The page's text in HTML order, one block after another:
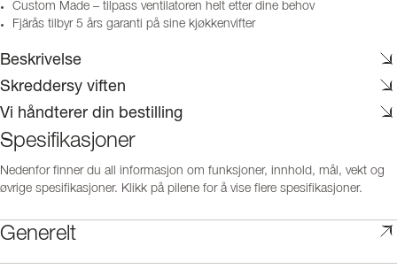
Custom Made – tilpass ventilatoren helt etter dine behov
Fjärås tilbyr 5 års garanti på sine kjøkkenvifter
Beskrivelse
Skreddersy viften
Vi håndterer din bestilling
Spesifikasjoner
Nedenfor finner du all informasjon om funksjoner, innhold, mål, vekt og
øvrige spesifikasjoner. Klikk på pilene for å vise flere spesifikasjoner.
Generelt